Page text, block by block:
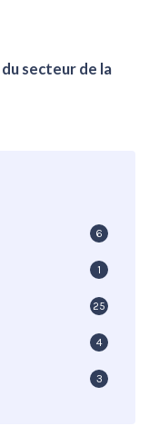
secteur de la
6
1
25
4
3